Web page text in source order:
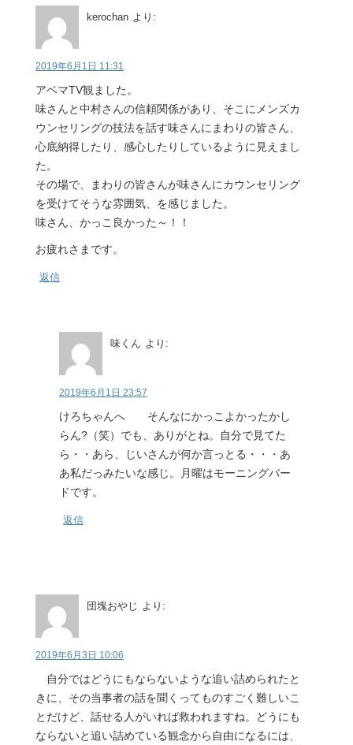
kerochan より:
2019年6月1日 11:31
アベマTV観ました。
味さんと中村さんの信頼関係があり、そこにメンズカ
ウンセリングの技法を話す味さんにまわりの皆さん、
心底納得したり、感心したりしているように見えまし
た。
その場で、まわりの皆さんが味さんにカウンセリング
を受けてそうな雰囲気、を感じました。
味さん、かっこ良かった～！！
お疲れさまです。
返信
味くん より:
2019年6月1日 23:57
けろちゃんへ そんなにかっこよかったかし
らん?（笑）でも、ありがとね。自分で見てた
ら・・あら、じいさんが何か言っとる・・・あ
あ私だっみたいな感じ。月曜はモーニングバー
ドです。
返信
団塊おやじ より:
2019年6月3日 10:06
自分ではどうにもならないような追い詰められたと
きに、その当事者の話を聞くってものすごく難しいこ
とだけど、話せる人がいれば救われますね。どうにも
ならないと追い詰めている観念から自由になるには、